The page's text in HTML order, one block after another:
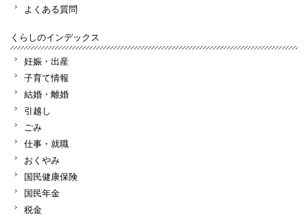
よくある質問
くらしのインデックス
妊娠・出産
子育て情報
結婚・離婚
引越し
ごみ
仕事・就職
おくやみ
国民健康保険
国民年金
税金